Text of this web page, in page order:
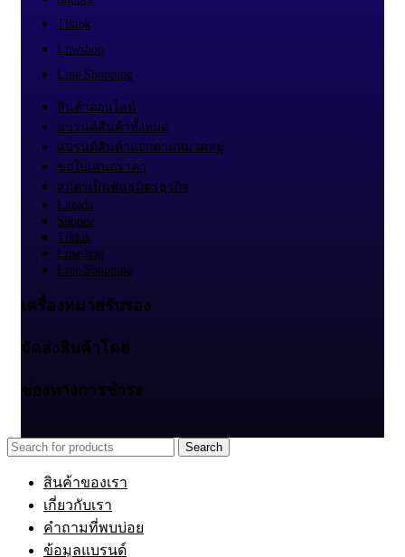
Tiktok
Lnwshop
Line Shopping
สินค้าออนไลน์
แบรนด์สินค้าทั้งหมด
แบรนด์สินค้าแยกตามหมวดหมู่
ขอใบเสนอราคา
สมัครเป็นพันธมิตรธุรกิจ
Lazada
Shopee
Tiktok
Lnwshop
Line Shopping
เครื่องหมายรับรอง
จัดส่งสินค้าโดย
ช่องทางการชำระ
Search
สินค้าของเรา
เกี่ยวกับเรา
คำถามที่พบบ่อย
ข้อมูลแบรนด์